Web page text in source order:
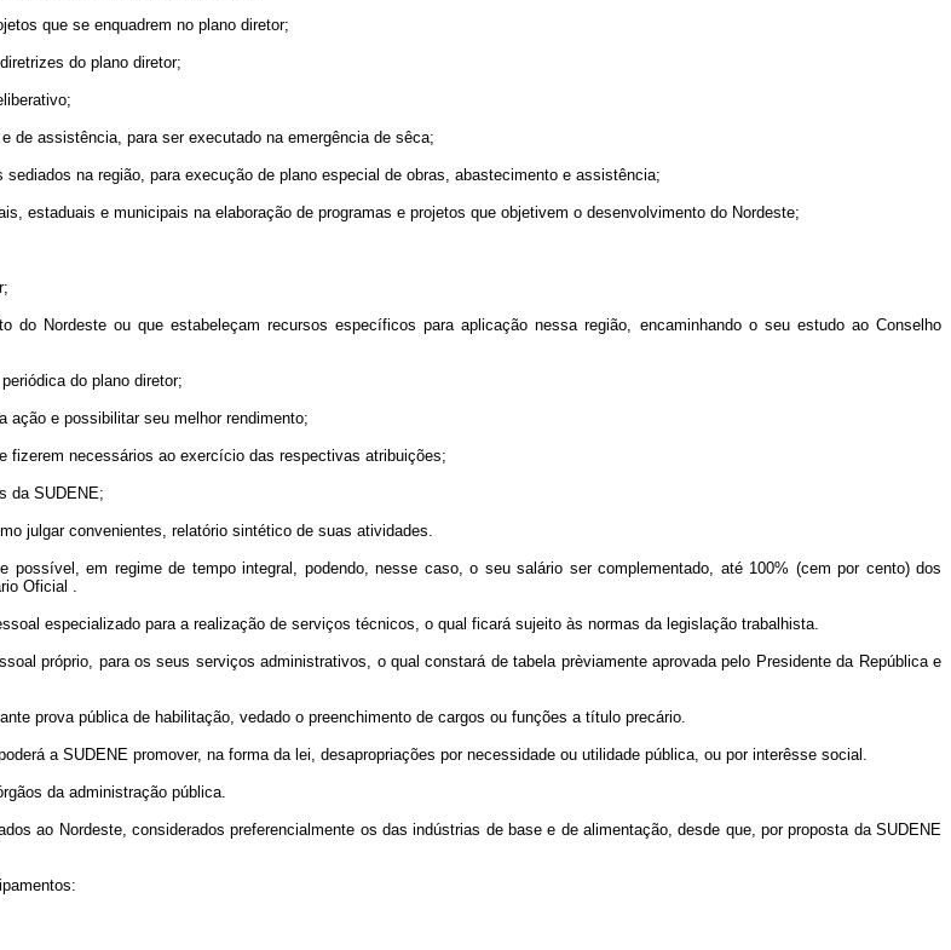
que se enquadrem no plano diretor;
do plano diretor;
assistência, para ser executado na emergência de sêca;
na região, para execução de plano especial de obras, abastecimento e assistência;
e municipais na elaboração de programas e projetos que objetivem o desenvolvimento do Nordeste;
ou que estabeleçam recursos específicos para aplicação nessa região, encaminhando o seu estudo ao Conselho
do plano diretor;
e possibilitar seu melhor rendimento;
necessários ao exercício das respectivas atribuições;
da SUDENE;
julgar convenientes, relatório sintético de suas atividades.
em regime de tempo integral, podendo, nesse caso, o seu salário ser complementado, até 100% (cem por cento) dos
Oficial .
especializado para a realização de serviços técnicos, o qual ficará sujeito às normas da legislação trabalhista.
próprio, para os seus serviços administrativos, o qual constará de tabela prèviamente aprovada pelo Presidente da República e
prova pública de habilitação, vedado o preenchimento de cargos ou funções a título precário.
a SUDENE promover, na forma da lei, desapropriações por necessidade ou utilidade pública, ou por interêsse social.
da administração pública.
ao Nordeste, considerados preferencialmente os das indústrias de base e de alimentação, desde que, por proposta da SUDENE